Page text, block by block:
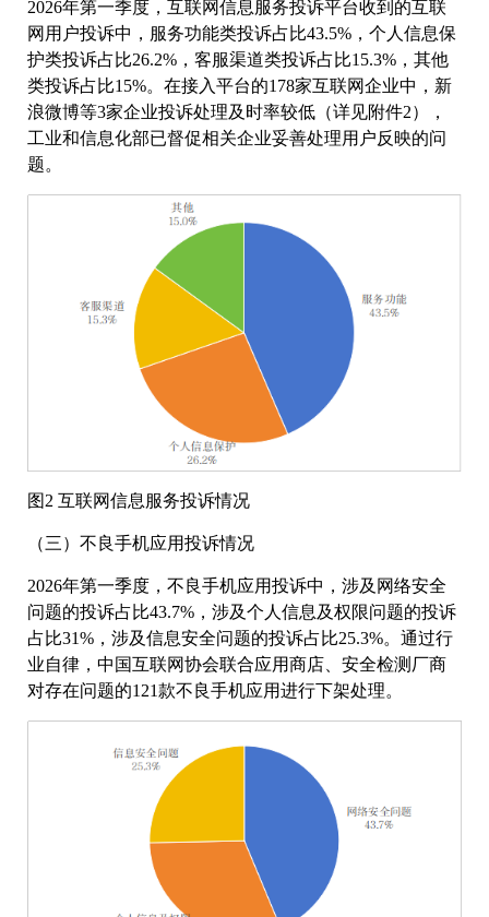
2026年第一季度，互联网信息服务投诉平台收到的互联
网用户投诉中，服务功能类投诉占比43.5%，个人信息保
护类投诉占比26.2%，客服渠道类投诉占比15.3%，其他
类投诉占比15%。在接入平台的178家互联网企业中，新
浪微博等3家企业投诉处理及时率较低（详见附件2），
工业和信息化部已督促相关企业妥善处理用户反映的问
题。
图2 互联网信息服务投诉情况
（三）不良手机应用投诉情况
2026年第一季度，不良手机应用投诉中，涉及网络安全
问题的投诉占比43.7%，涉及个人信息及权限问题的投诉
占比31%，涉及信息安全问题的投诉占比25.3%。通过行
业自律，中国互联网协会联合应用商店、安全检测厂商
对存在问题的121款不良手机应用进行下架处理。